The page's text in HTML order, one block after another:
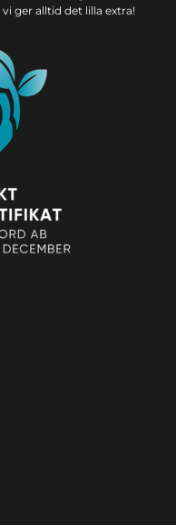
ger alltid det lilla extra!